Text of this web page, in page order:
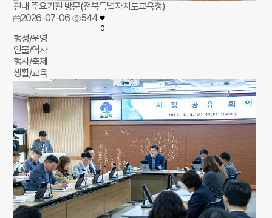
관내 주요기관 방문(전북특별자치도교육청)
2026-07-06
544
0
행정/운영
인물/역사
행사/축제
생활/교육